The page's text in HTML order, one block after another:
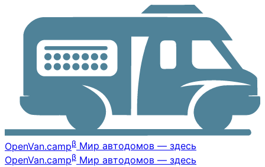
OpenVan.campβ Мир автодомов — здесь
OpenVan.campβ Мир автодомов — здесь